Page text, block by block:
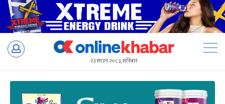
Skip
२३ साउन २०८३, शनिबार